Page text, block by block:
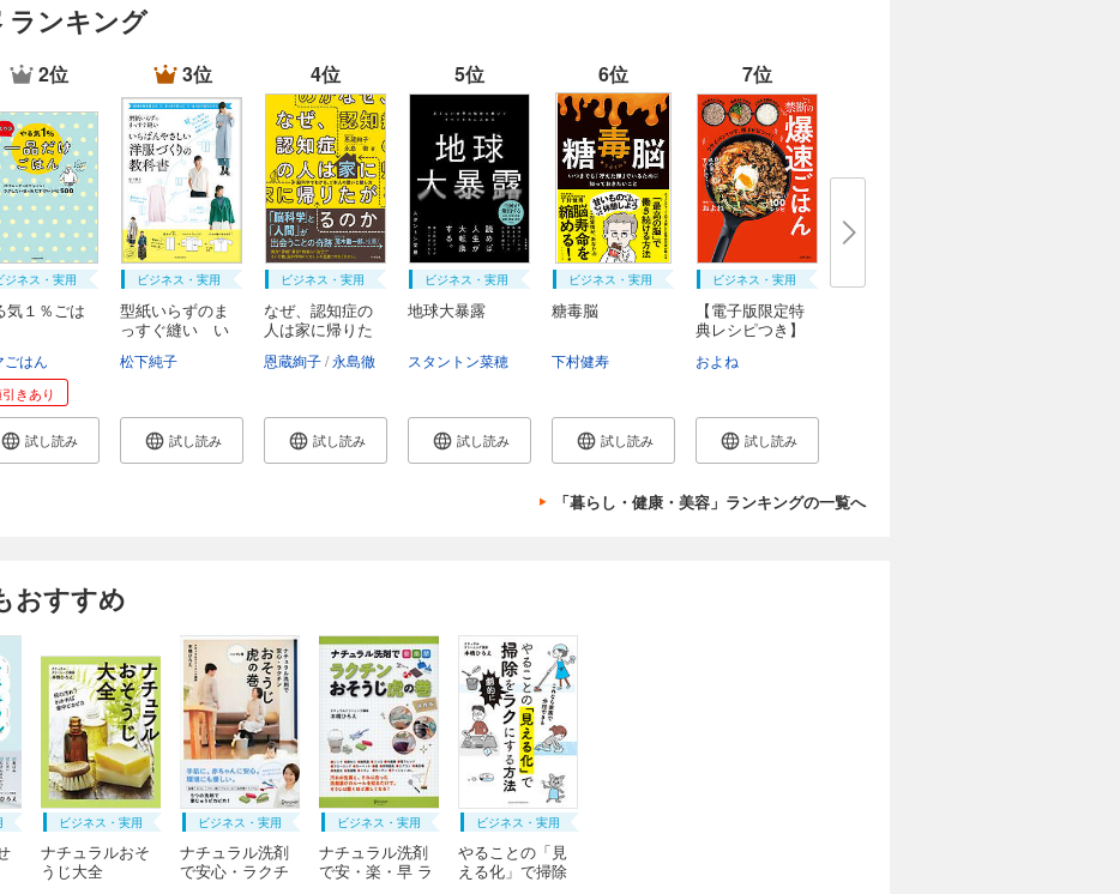
ランキング
2位
ジネス・実用
気１％ごは
ごはん
きあり
試し読み
3位
ビジネス・実用
型紙いらずのま
っすぐ縫い い
松下純子
試し読み
4位
ビジネス・実用
なぜ、認知症の
人は家に帰りた
恩蔵絢子 永島徹
試し読み
5位
ビジネス・実用
地球大暴露
スタントン菜穂
試し読み
6位
ビジネス・実用
糖毒脳
下村健寿
試し読み
7位
ビジネス・実用
【電子版限定特
典レシピつき】
およね
試し読み
「暮らし・健康・美容」ランキングの一覧へ
おすすめ
ビジネス・実用
ナチュラルおそ
うじ大全
ビジネス・実用
ナチュラル洗剤
で安心・ラクチ
ビジネス・実用
ナチュラル洗剤
で安・楽・早 ラ
ビジネス・実用
やることの「見
える化」で掃除